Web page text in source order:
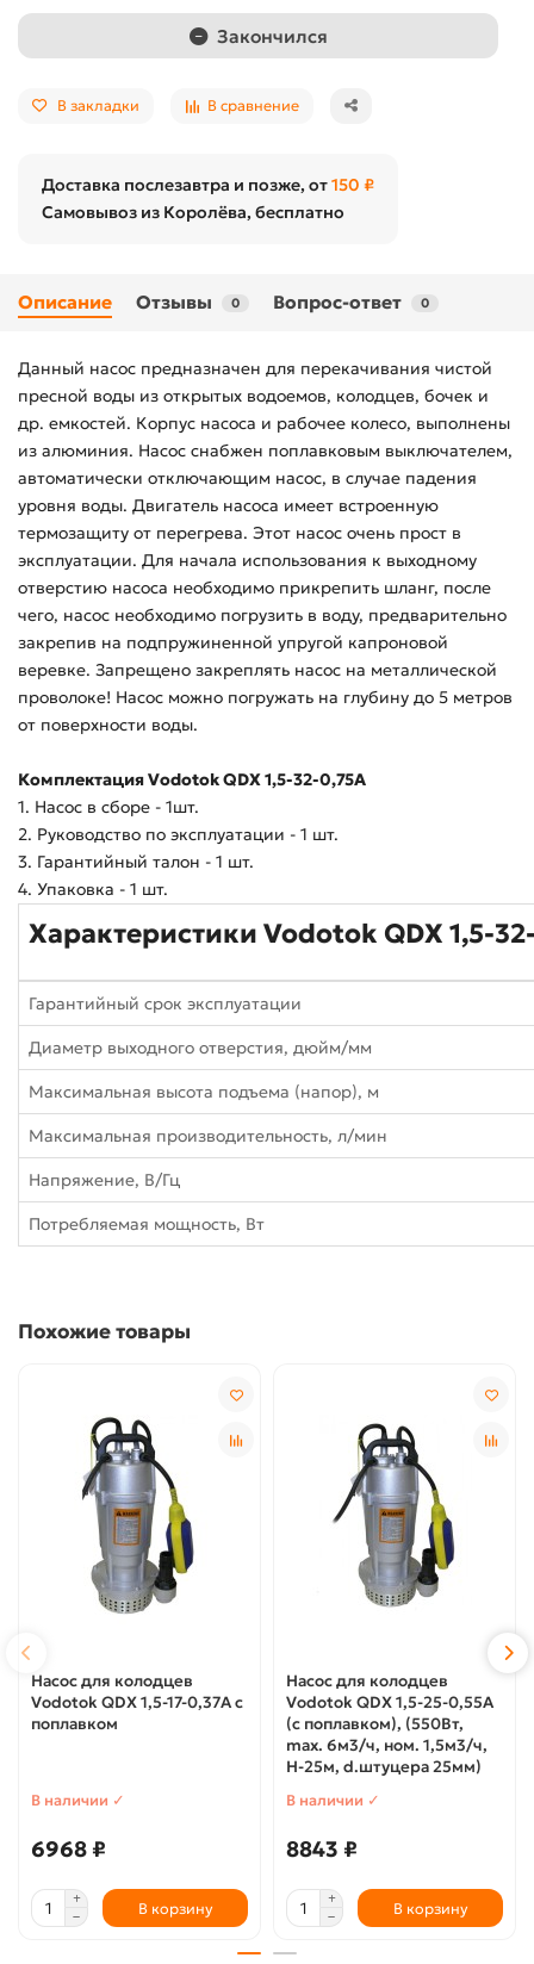
Закончился
В закладки В сравнение
Доставка послезавтра и позже, от150 ₽
Самовывоз из Королёва, бесплатно
Описание Отзывы 0 Вопрос-ответ 0
Данный насос предназначен для перекачивания чистой
пресной воды из открытых водоемов, колодцев, бочек и
др. емкостей. Корпус насоса и рабочее колесо, выполнены
из алюминия. Насос снабжен поплавковым выключателем,
автоматически отключающим насос, в случае падения
уровня воды. Двигатель насоса имеет встроенную
термозащиту от перегрева. Этот насос очень прост в
эксплуатации. Для начала использования к выходному
отверстию насоса необходимо прикрепить шланг, после
чего, насос необходимо погрузить в воду, предварительно
закрепив на подпружиненной упругой капроновой
веревке. Запрещено закреплять насос на металлической
проволоке! Насос можно погружать на глубину до 5 метров
от поверхности воды.
Комплектация Vodotok QDX 1,5-32-0,75А
1. Насос в сборе - 1шт.
2. Руководство по эксплуатации - 1 шт.
3. Гарантийный талон - 1 шт.
4. Упаковка - 1 шт.
Характеристики Vodotok QDX 1,5-
Гарантийный срок эксплуатации
Диаметр выходного отверстия, дюйм/мм
Максимальная высота подъема (напор), м
Максимальная производительность, л/мин
Напряжение, В/Гц
Потребляемая мощность, Вт
Похожие товары
Насос для колодцев
Vodotok QDX 1,5-17-0,37А с
поплавком
В наличии ✓
6968 ₽
В корзину
Насос для колодцев
Vodotok QDX 1,5-25-0,55А
(с поплавком), (550Вт,
max. 6м3/ч, ном. 1,5м3/ч,
Н-25м, d.штуцера 25мм)
В наличии ✓
8843 ₽
В корзину